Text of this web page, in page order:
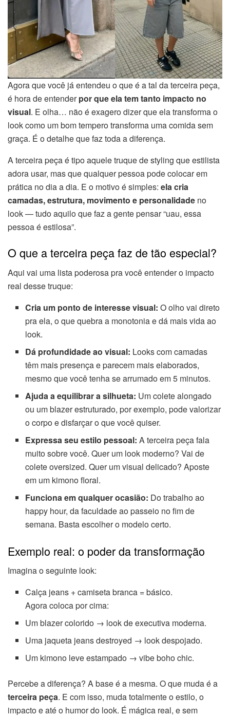
Agora que você já entendeu o que é a tal da terceira peça,
é hora de entenderpor que ela tem tanto impacto no
visual. E olha… não é exagero dizer que ela transforma o
look como um bom tempero transforma uma comida sem
graça. É o detalhe que faz toda a diferença.
A terceira peça é tipo aquele truque de styling que estilista
adora usar, mas que qualquer pessoa pode colocar em
prática no dia a dia. E o motivo é simples: ela cria
camadas, estrutura, movimento e personalidade no
look — tudo aquilo que faz a gente pensar “uau, essa
pessoa é estilosa”.
O que a terceira peça faz de tão especial?
Aqui vai uma lista poderosa pra você entender o impacto
real desse truque:
Cria um ponto de interesse visual: O olho vai direto
pra ela, o que quebra a monotonia e dá mais vida ao
look.
Dá profundidade ao visual: Looks com camadas
têm mais presença e parecem mais elaborados,
mesmo que você tenha se arrumado em 5 minutos.
Ajuda a equilibrar a silhueta: Um colete alongado
ou um blazer estruturado, por exemplo, pode valorizar
o corpo e disfarçar o que você quiser.
Expressa seu estilo pessoal: A terceira peça fala
muito sobre você. Quer um look moderno? Vai de
colete oversized. Quer um visual delicado? Aposte
em um kimono floral.
Funciona em qualquer ocasião: Do trabalho ao
happy hour, da faculdade ao passeio no fim de
semana. Basta escolher o modelo certo.
Exemplo real: o poder da transformação
Imagina o seguinte look:
Calça jeans + camiseta branca = básico.
Agora coloca por cima:
Um blazer colorido → look de executiva moderna.
Uma jaqueta jeans destroyed → look despojado.
Um kimono leve estampado → vibe boho chic.
Percebe a diferença? A base é a mesma. O que muda é a
terceira peça. E com isso, muda totalmente o estilo, o
impacto e até o humor do look. É mágica real, e sem